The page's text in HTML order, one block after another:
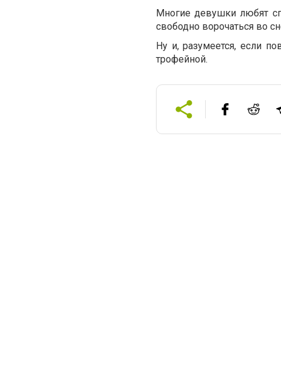
Многие девушки любят
свободно ворочаться во
Ну и, разумеется, если
трофейной.